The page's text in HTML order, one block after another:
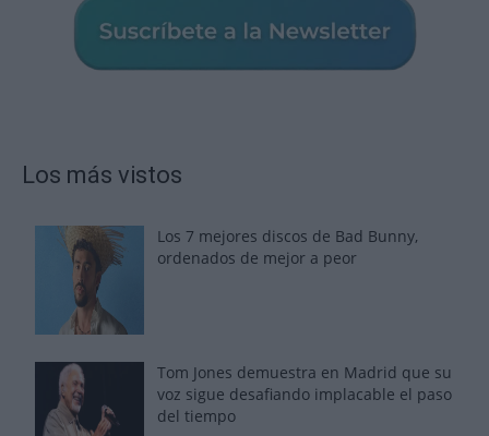
Los más vistos
Los 7 mejores discos de Bad Bunny,
ordenados de mejor a peor
Tom Jones demuestra en Madrid que su
voz sigue desafiando implacable el paso
del tiempo